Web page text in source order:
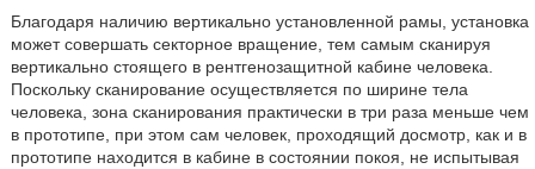
Благодаря наличию вертикально установленной рамы, установка
может совершать секторное вращение, тем самым сканируя
вертикально стоящего в рентгенозащитной кабине человека.
Поскольку сканирование осуществляется по ширине тела
человека, зона сканирования практически в три раза меньше чем
в прототипе, при этом сам человек, проходящий досмотр, как и в
прототипе находится в кабине в состоянии покоя, не испытывая